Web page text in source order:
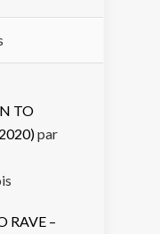
TO
par
RAVE –